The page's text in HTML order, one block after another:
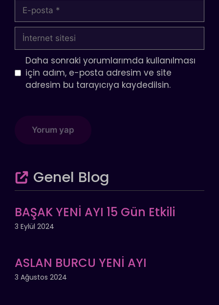
posta
İnternet
sitesi
Daha sonraki yorumlarımda kullanılması
için adım, e-posta adresim ve site
adresim bu tarayıcıya kaydedilsin.
Genel Blog
BAŞAK YENİ AYI 15 Gün Etkili
3 Eylül 2024
ASLAN BURCU YENİ AYI
3 Ağustos 2024